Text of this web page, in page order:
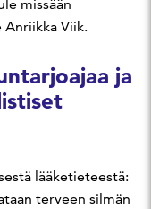
missään
Viik.
ja
lääketieteestä:
terveen silmän